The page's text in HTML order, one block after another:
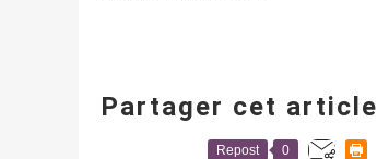
Partager cet article
Repost 0